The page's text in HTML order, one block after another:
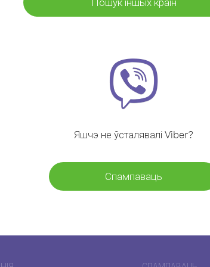
Яшчэ не ўсталявалі Viber?
Спампаваць